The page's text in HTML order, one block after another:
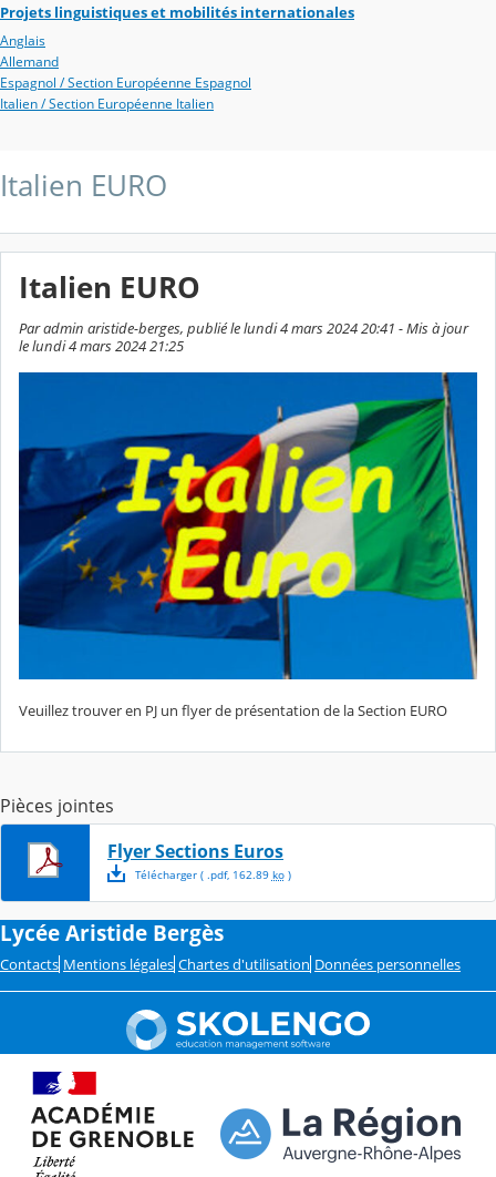
Projets linguistiques et mobilités internationales
Anglais
Allemand
Espagnol / Section Européenne Espagnol
Italien / Section Européenne Italien
Italien EURO
Italien EURO
Par admin aristide-berges, publié le lundi 4 mars 2024 20:41 - Mis à jour
le lundi 4 mars 2024 21:25
Veuillez trouver en PJ un flyer de présentation de la Section EURO
Pièces jointes
Flyer Sections Euros
Télécharger( .pdf, 162.89 ko)
Lycée Aristide Bergès
Contacts Mentions légales Chartes d'utilisation Données personnelles